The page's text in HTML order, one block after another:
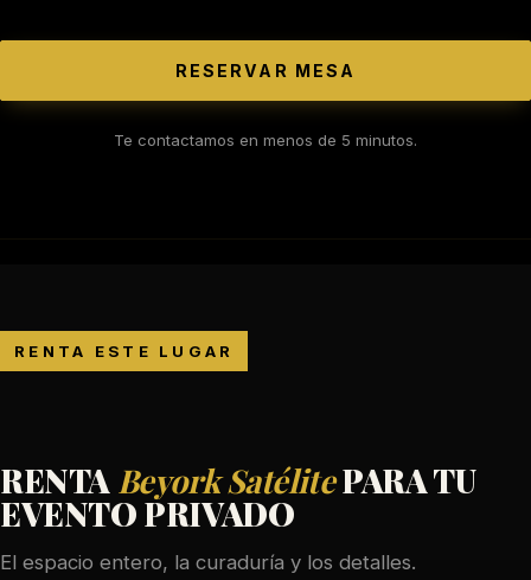
RESERVAR MESA
Te contactamos en menos de 5 minutos.
RENTA ESTE LUGAR
RENTA Beyork SatélitePARA TU
EVENTO PRIVADO
El espacio entero, la curaduría y los detalles.